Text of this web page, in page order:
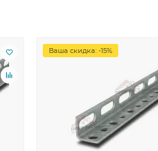
Ваша скидка: -15%